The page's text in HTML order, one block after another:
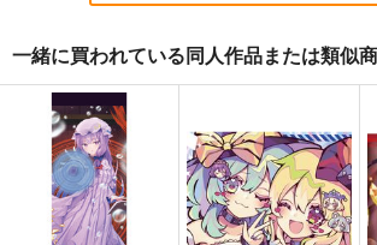
始まりの雨
幽閉サテライト
2,200円 （税込）
東方Project
京 ～ Fossilized Won
ders.
上海アリス幻樂団
1,760円（税込）
東方Project
一緒に買われている同人作品または類似